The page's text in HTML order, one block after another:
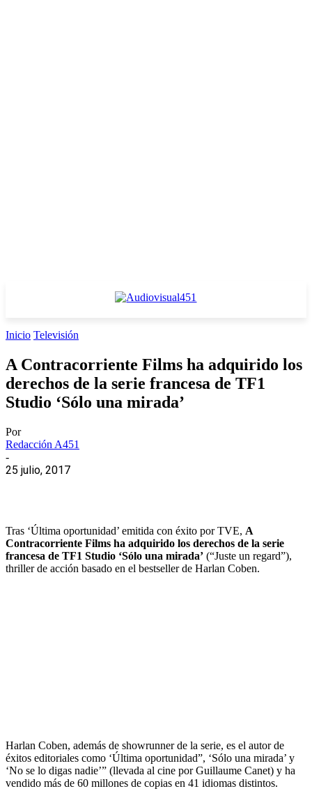
Inicio Televisión
A Contracorriente Films ha adquirido los
derechos de la serie francesa de TF1
Studio ‘Sólo una mirada’
Por
Redacción A451
-
25 julio, 2017
Tras ‘Última oportunidad’ emitida con éxito por TVE, A
Contracorriente Films ha adquirido los derechos de la serie
francesa de TF1 Studio ‘Sólo una mirada’ (“Juste un regard”),
thriller de acción basado en el bestseller de Harlan Coben.
Harlan Coben, además de showrunner de la serie, es el autor de
éxitos editoriales como ‘Última oportunidad”, ‘Sólo una mirada’ y
‘No se lo digas nadie’” (llevada al cine por Guillaume Canet) y ha
vendido más de 60 millones de copias en 41 idiomas distintos.